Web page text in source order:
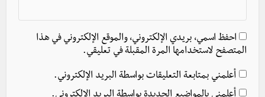
احفظ اسمي، بريدي الإلكتروني، والموقع الإلكتروني في هذا
المتصفح لاستخدامها المرة المقبلة في تعليقي.
أعلمني بمتابعة التعليقات بواسطة البريد الإلكتروني.